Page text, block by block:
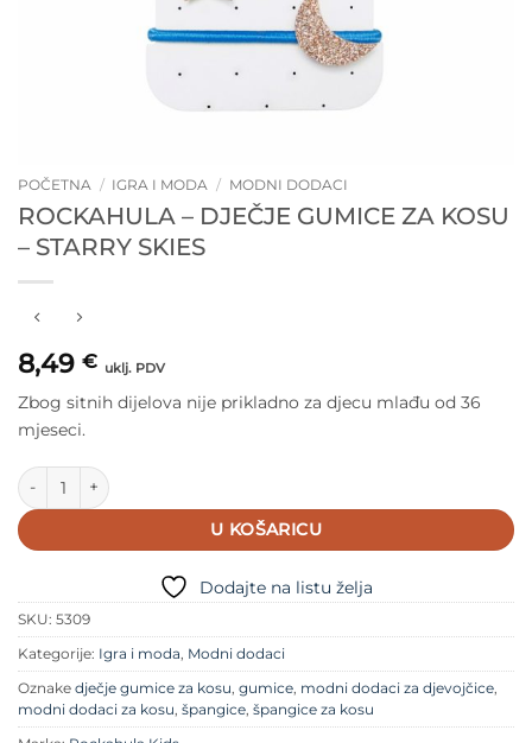
POČETNA / IGRA I MODA / MODNI DODACI
ROCKAHULA – DJEČJE GUMICE ZA KOSU
– STARRY SKIES
8,49 € uklj. PDV
Zbog sitnih dijelova nije prikladno za djecu mlađu od 36
mjeseci.
Rockahula - Dječje gumice za kosu - Starry Skies količina
U KOŠARICU
Dodajte na listu želja
SKU: 5309
Kategorije: Igra i moda, Modni dodaci
Oznake dječje gumice za kosu, gumice, modni dodaci za djevojčice,
modni dodaci za kosu, špangice, špangice za kosu